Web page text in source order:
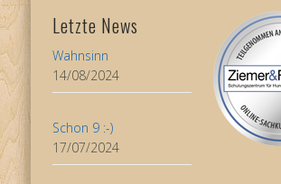
Letzte News
Wahnsinn
14/08/2024
Schon 9 :-)
17/07/2024